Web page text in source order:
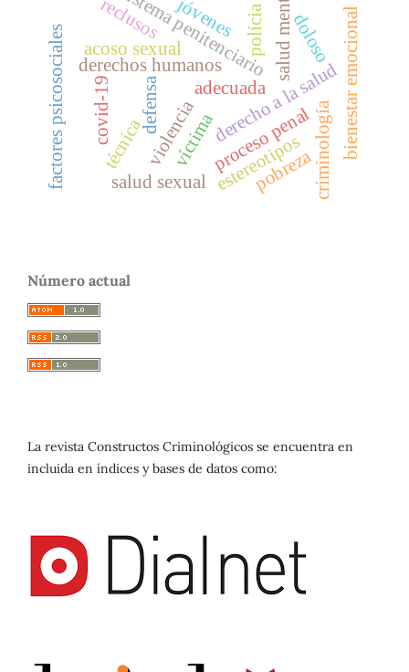
defensa adecuada
técnica proceso penal
derechos humanosderecho a la salud
covid-19
sistema penitenciario
violencia criminología
polícia salud mental
factores psicosociales bienestar emocional
acoso sexual
estereotipos
jóvenes
salud sexual
reclusos
víctima pobreza
doloso
Número actual
La revista Constructos Criminológicos se encuentra en
incluida en índices y bases de datos como: